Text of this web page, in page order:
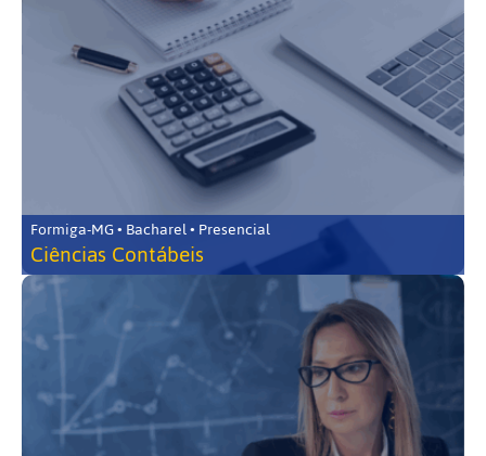
Formiga-MG • Bacharel • Presencial
Ciências Contábeis